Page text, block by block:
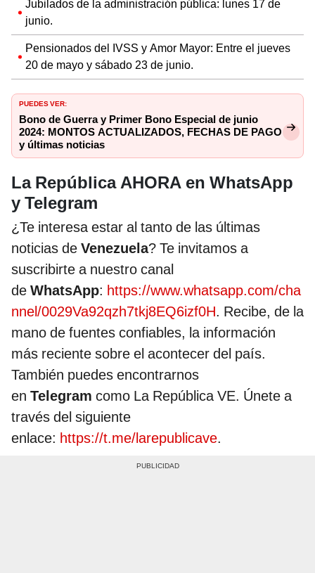
Jubilados de la administración pública: lunes 17 de
junio.
Pensionados del IVSS y Amor Mayor: Entre el jueves
20 de mayo y sábado 23 de junio.
PUEDES VER:
Bono de Guerra y Primer Bono Especial de junio
2024: MONTOS ACTUALIZADOS, FECHAS DE PAGO
y últimas noticias
La República AHORA en WhatsApp
y Telegram
¿Te interesa estar al tanto de las últimas
noticias de Venezuela? Te invitamos a
suscribirte a nuestro canal
de WhatsApp: https://www.whatsapp.com/cha
nnel/0029Va92qzh7tkj8EQ6izf0H. Recibe, de la
mano de fuentes confiables, la información
más reciente sobre el acontecer del país.
También puedes encontrarnos
en Telegram como La República VE. Únete a
través del siguiente
enlace: https://t.me/larepublicave.